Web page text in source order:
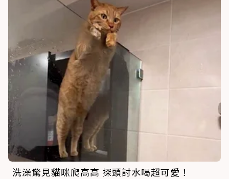
洗澡驚見貓咪爬高高 探頭討水喝超可愛！